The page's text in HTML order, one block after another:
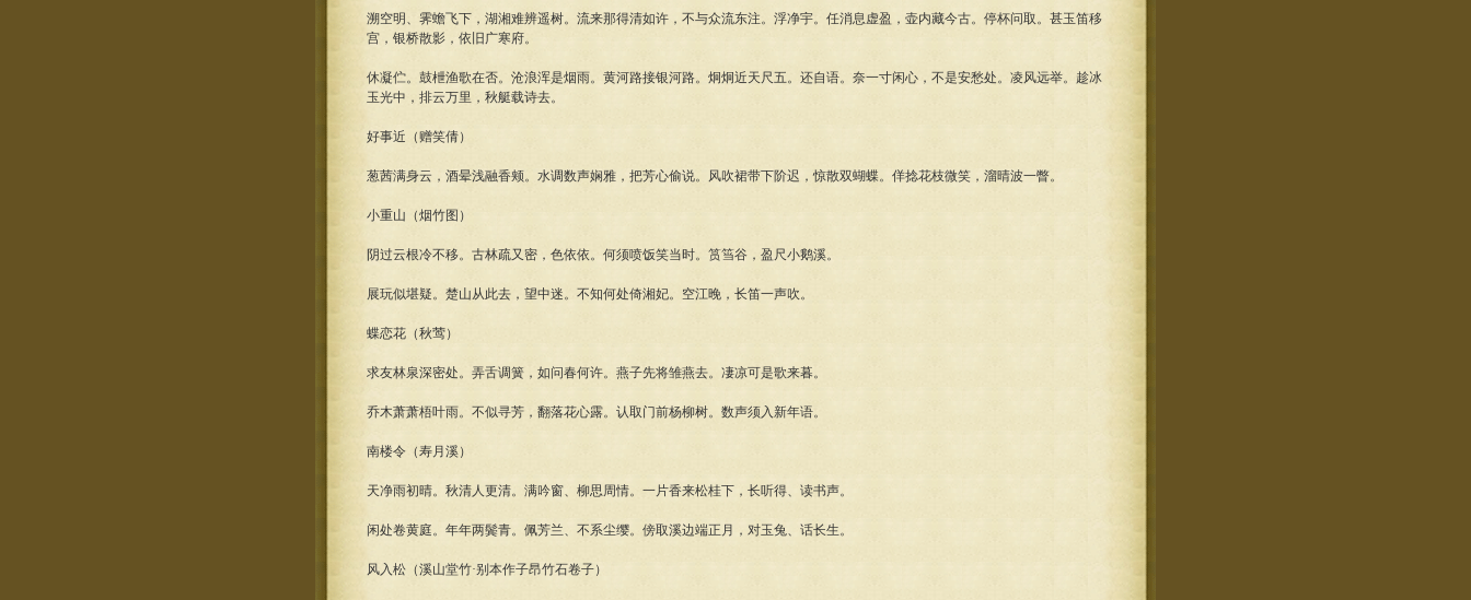
溯空明、霁蟾飞下，湖湘难辨遥树。流来那得清如许，不与众流东注。浮净宇。任消息虚盈，壶内藏今古。停杯问取。甚玉笛移
宫，银桥散影，依旧广寒府。
休凝伫。鼓枻渔歌在否。沧浪浑是烟雨。黄河路接银河路。炯炯近天尺五。还自语。奈一寸闲心，不是安愁处。凌风远举。趁冰
玉光中，排云万里，秋艇载诗去。
好事近（赠笑倩）
葱茜满身云，酒晕浅融香颊。水调数声娴雅，把芳心偷说。风吹裙带下阶迟，惊散双蝴蝶。佯捻花枝微笑，溜晴波一瞥。
小重山（烟竹图）
阴过云根冷不移。古林疏又密，色依依。何须喷饭笑当时。筼筜谷，盈尺小鹅溪。
展玩似堪疑。楚山从此去，望中迷。不知何处倚湘妃。空江晚，长笛一声吹。
蝶恋花（秋莺）
求友林泉深密处。弄舌调簧，如问春何许。燕子先将雏燕去。凄凉可是歌来暮。
乔木萧萧梧叶雨。不似寻芳，翻落花心露。认取门前杨柳树。数声须入新年语。
南楼令（寿月溪）
天净雨初晴。秋清人更清。满吟窗、柳思周情。一片香来松桂下，长听得、读书声。
闲处卷黄庭。年年两鬓青。佩芳兰、不系尘缨。傍取溪边端正月，对玉兔、话长生。
风入松（溪山堂竹·别本作子昂竹石卷子）